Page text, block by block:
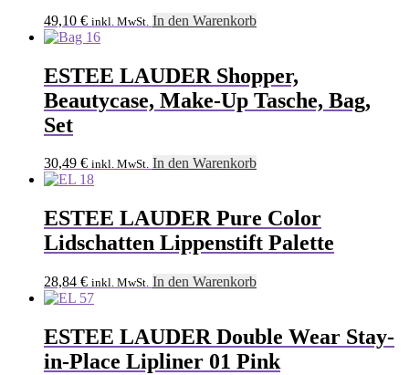
49,10 € inkl. MwSt. In den Warenkorb
ESTEE LAUDER Shopper,
Beautycase, Make-Up Tasche, Bag,
Set
30,49 € inkl. MwSt. In den Warenkorb
ESTEE LAUDER Pure Color
Lidschatten Lippenstift Palette
28,84 € inkl. MwSt. In den Warenkorb
ESTEE LAUDER Double Wear Stay-
in-Place Lipliner 01 Pink